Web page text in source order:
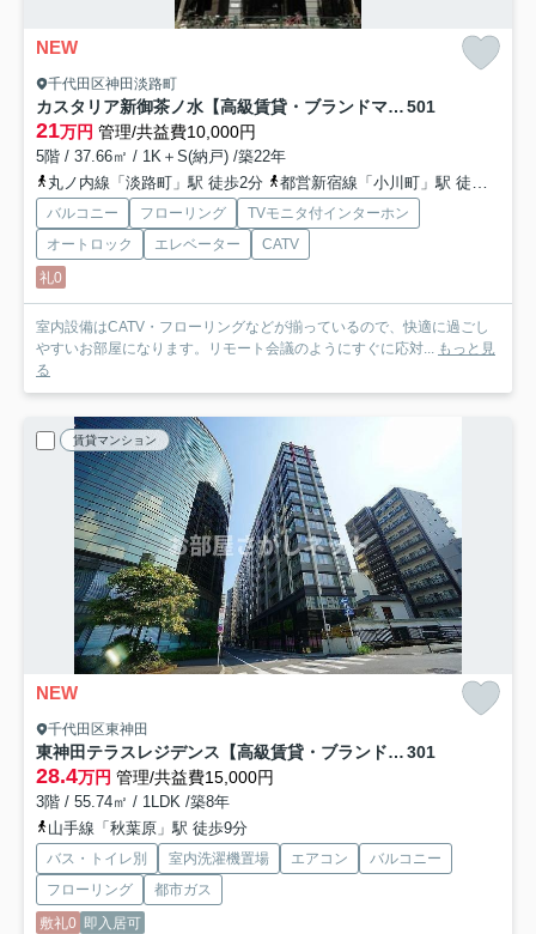
NEW
千代田区神田淡路町
カスタリア新御茶ノ水【高級賃貸・ブランドマンション】 501
21万円 管理/共益費10,000円
5階 / 37.66㎡ / 1K＋S(納戸) /築22年
丸ノ内線「淡路町」駅 徒歩2分
都営新宿線「小川町」駅 徒歩2分
バルコニー フローリング
TVモニタ付インターホン
オートロック
エレベーター
CATV
礼0
室内設備はCATV・フローリングなどが揃っているので、快適に過ごし
やすいお部屋になります。リモート会議のようにすぐに応対...
もっと見
る
賃貸マンション
NEW
千代田区東神田
東神田テラスレジデンス【高級賃貸・ブランドマンション】 301
28.4万円 管理/共益費15,000円
3階 / 55.74㎡ / 1LDK /築8年
山手線「秋葉原」駅 徒歩9分
バス・トイレ別 室内洗濯機置場 エアコン
バルコニー
フローリング
都市ガス
敷礼0 即入居可